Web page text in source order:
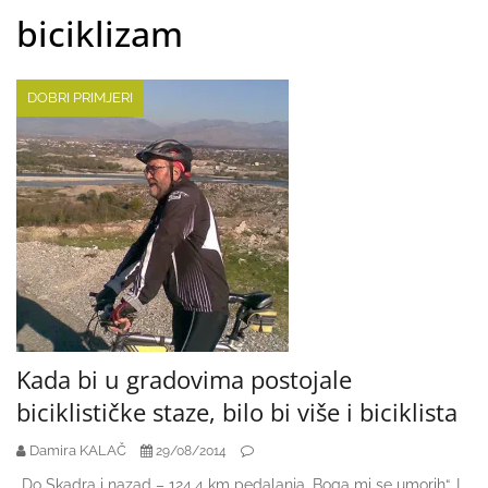
biciklizam
DOBRI PRIMJERI
Kada bi u gradovima postojale
biciklističke staze, bilo bi više i biciklista
Damira KALAČ 29/08/2014
„Do Skadra i nazad – 124,4 km pedalanja. Boga mi se umorih“. I